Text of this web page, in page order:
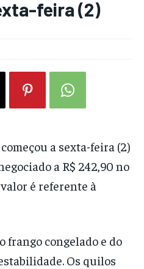
feira (2)
a sexta-feira (2)
a R$ 242,90 no
valor é referente à
frango congelado e do
Os quilos